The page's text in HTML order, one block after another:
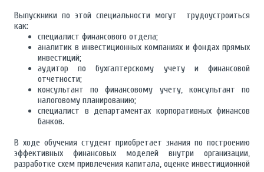
Выпускники по этой специальности могут трудоустроиться
как:
специалист финансового отдела;
аналитик в инвестиционных компаниях и фондах прямых
инвестиций;
аудитор по бухгалтерскому учету и финансовой
отчетности;
консультант по финансовому учету, консультант по
налоговому планированию;
специалист в департаментах корпоративных финансов
банков.
В ходе обучения студент приобретает знания по построению
эффективных финансовых моделей внутри организации,
разработке схем привлечения капитала, оценке инвестиционной